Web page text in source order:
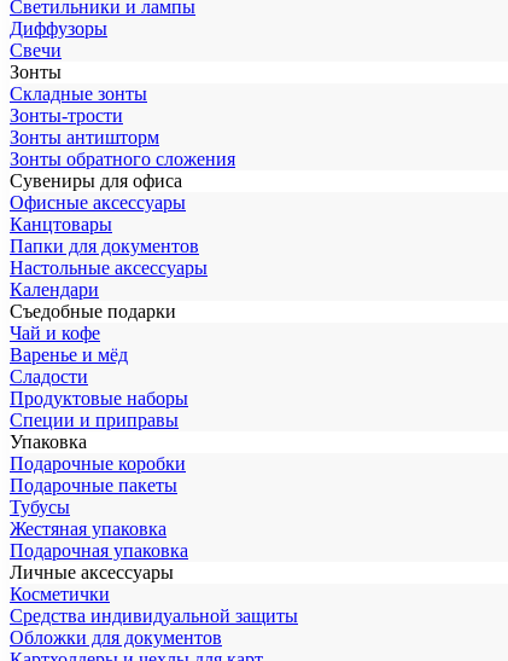
Светильники и лампы
Диффузоры
Свечи
Зонты
Складные зонты
Зонты-трости
Зонты антишторм
Зонты обратного сложения
Сувениры для офиса
Офисные аксессуары
Канцтовары
Папки для документов
Настольные аксессуары
Календари
Съедобные подарки
Чай и кофе
Варенье и мёд
Сладости
Продуктовые наборы
Специи и приправы
Упаковка
Подарочные коробки
Подарочные пакеты
Тубусы
Жестяная упаковка
Подарочная упаковка
Личные аксессуары
Косметички
Средства индивидуальной защиты
Обложки для документов